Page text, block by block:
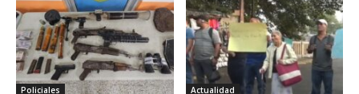
Policiales Actualidad